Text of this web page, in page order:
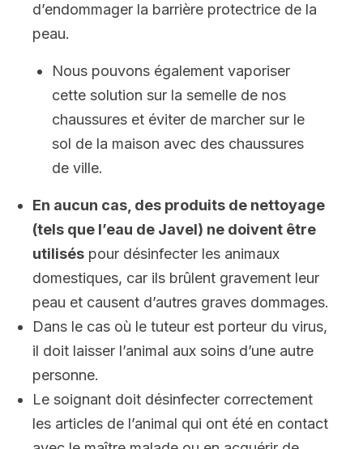
d’endommager la barrière protectrice de la
peau.
Nous pouvons également vaporiser
cette solution sur la semelle de nos
chaussures et éviter de marcher sur le
sol de la maison avec des chaussures
de ville.
En aucun cas, des produits de nettoyage
(tels que l’eau de Javel) ne doivent être
utilisés pour désinfecter les animaux
domestiques, car ils brûlent gravement leur
peau et causent d’autres graves dommages.
Dans le cas où le tuteur est porteur du virus,
il doit laisser l’animal aux soins d’une autre
personne.
Le soignant doit désinfecter correctement
les articles de l’animal qui ont été en contact